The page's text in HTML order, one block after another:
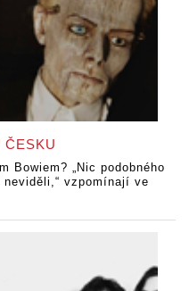
ČESKU
Bowiem? „Nic podobného
vzpomínají ve